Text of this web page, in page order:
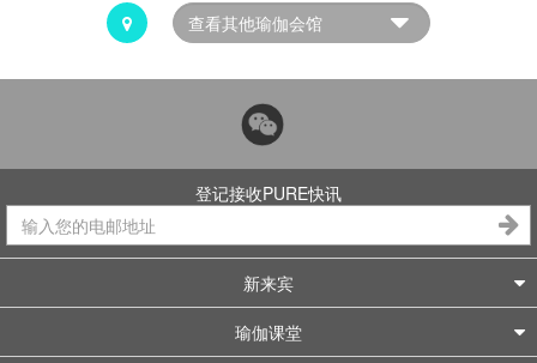
登记接收PURE快讯
新来宾
瑜伽课堂